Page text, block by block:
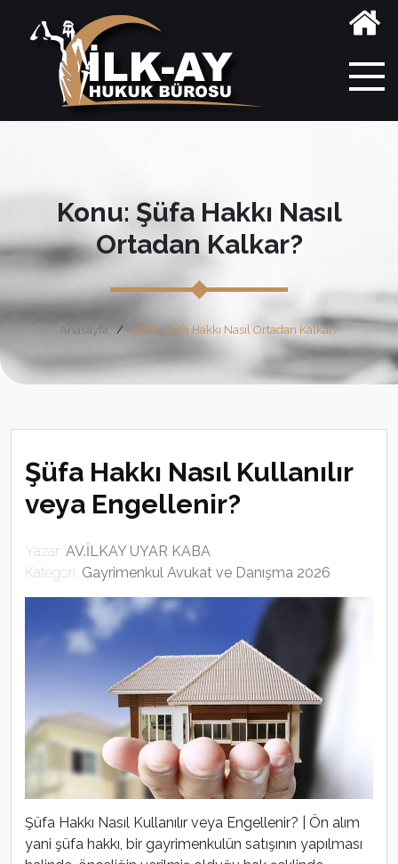
Konu: Şüfa Hakkı Nasıl
Ortadan Kalkar?
Anasayfa Etiket: Şüfa Hakkı Nasıl Ortadan Kalkar?
Şüfa Hakkı Nasıl Kullanılır
veya Engellenir?
Yazar: AV.İLKAY UYAR KABA
Kategori: Gayrimenkul Avukat ve Danışma 2026
Şüfa Hakkı Nasıl Kullanılır veya Engellenir? | Ön alım
yani şüfa hakkı, bir gayrimenkulün satışının yapılması